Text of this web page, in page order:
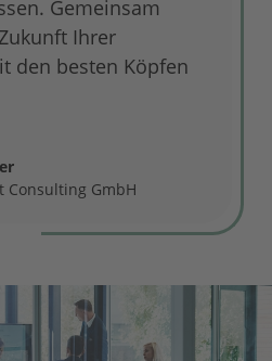
Gemeinsam
Ihrer
den besten Köpfen
Consulting GmbH